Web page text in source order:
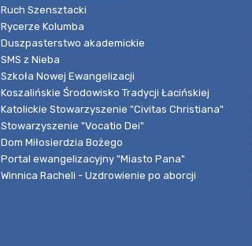
Ruch Szensztacki
Rycerze Kolumba
Duszpasterstwo akademickie
SMS z Nieba
Szkoła Nowej Ewangelizacji
Koszalińskie Środowisko Tradycji Łacińskiej
Katolickie Stowarzyszenie "Civitas Christiana"
Stowarzyszenie "Vocatio Dei"
Dom Miłosierdzia Bożego
Portal ewangelizacyjny "Miasto Pana"
Winnica Racheli - Uzdrowienie po aborcji